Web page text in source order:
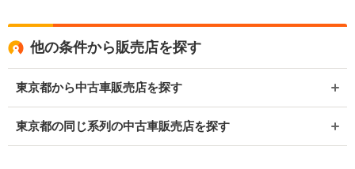
他の条件から販売店を探す
東京都から中古車販売店を探す
東京都の同じ系列の中古車販売店を探す